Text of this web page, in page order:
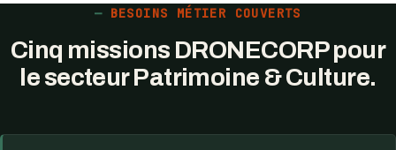
BESOINS MÉTIER COUVERTS
Cinq missions DRONECORP pour
le secteur Patrimoine & Culture.